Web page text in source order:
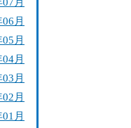
月
月
月
月
月
月